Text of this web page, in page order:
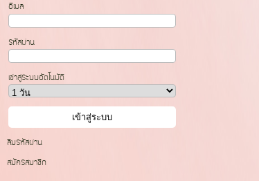
อีเมล
รหัสผ่าน
เข้าสู่ระบบอัตโนมัติ
ลืมรหัสผ่าน
สมัครสมาชิก